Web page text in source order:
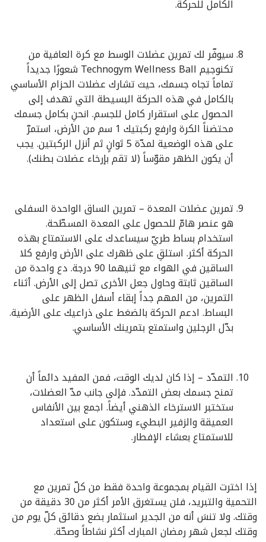
الكامل للحركة.
سيوفّر لك تمرين عضلات الوسط مع كرة العافية من
تكنوجيم Technogym Wellness Ball شعورًا جديداً
تماماً تجاه جسمك، حيث تشارك عضلات الحزام الأساسي
بالكامل في هذه الحركة البسيطة التي تهدف إلى
الحصول على استقرار كامل للجسم. انحنِ بكامل جسمك
محتضناً الكرة وارفع ركبتيك 1 سم من الأرض، استمرّ
على هذه الوضعية لمدّة 5 ثوانٍ ثم أنزل الركبتين. يجب
أن يكون الظهر مقوّساً (لا تقم بإرخاء عضلات بطنك).
تمرين عضلات المعدة – تمرين الساق الواحدة السفلى
هو عنصر هامّ للحصول على المعدة المسطّحة.
استخدام بساط طريّ سيساعدك على الاستمتاع بهذه
الحركة أكثر. استلقِ على ظهرك على الأرض وارفع كلا
الساقين في الهواء مع ثنيهما 90 درجة. دع واحدة من
الساقين ثابتة وحاول جعل الأخرى تصل إلى الأرض. أثناء
التمرين، من المهم جداً إبقاء أسفل الظهر على
البساط. ادعم الحركة بالضغط على ذراعيك على الأرضية.
بدّل الرجلين واستمتع بتمرينك الأساسي.
التمدّد – إذا كان لديك الوقت، فمن المفيد دائماً أن
تمنح جسمك بعض التمدّد. فإلى جانب مدّ العضلات،
ستختبر الاسترخاء الذهني أيضاً. اجمع بين الأنفاس
العميقة والزفير البطيء وستكون على استعداد
للاستمتاع بعشاء الإفطار.
إذا اخترت القيام بمجموعة واحدة فقط من كلّ تمرين مع
التحمية والتبريد، فلن يستغرق الأمر أكثر من 30 دقيقة من
وقتك. ولا تنسَ أنه من الجدير استثمار بضع دقائق كلّ يوم من
وقتك لجعل شهر رمضان المبارك أكثر نشاطاً وصحّة.